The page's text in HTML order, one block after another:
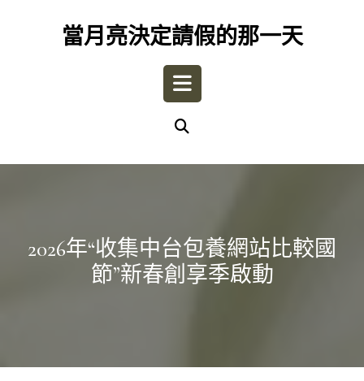
當月亮決定請假的那一天
Open
2026年“收集中台包養網站比較國
節”新春創享季啟動